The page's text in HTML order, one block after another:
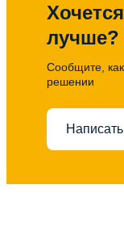
лучше?
Сообщите,
решении
Написать